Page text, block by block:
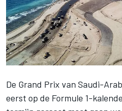
De Grand Prix van Saudi-
eerst op de Formule 1-